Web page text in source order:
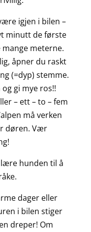
igjen i bilen –
minutt de første
mange meterne.
åpner du raskt
(=dyp) stemme.
gi mye ros!!
– ett – to – fem
må verken
døren. Vær
hunden til å
dager eller
i bilen stiger
dreper! Om